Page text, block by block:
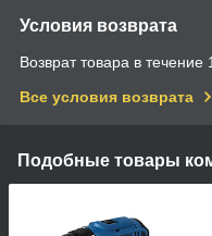
Условия возврата
Возврат товара в
Все условия возврата
Подобные товары